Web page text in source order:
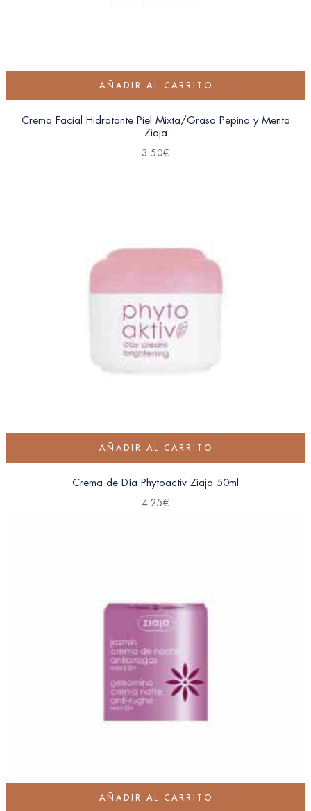
AÑADIR AL CARRITO
Crema Facial Hidratante Piel Mixta/Grasa Pepino y Menta
Ziaja
3.50€
AÑADIR AL CARRITO
Crema de Día Phytoactiv Ziaja 50ml
4.25€
AÑADIR AL CARRITO